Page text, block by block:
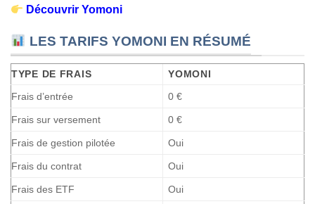
Découvrir Yomoni
LES TARIFS YOMONI EN RÉSUMÉ
TYPE DE FRAIS
YOMONI
Frais d’entrée
0 €
Frais sur versement 0 €
Frais de gestion pilotée Oui
Frais du contrat Oui
Frais des ETF Oui